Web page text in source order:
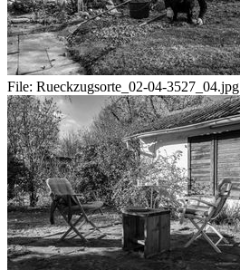
File: Rueckzugsorte_02-04-3527_04.jpg